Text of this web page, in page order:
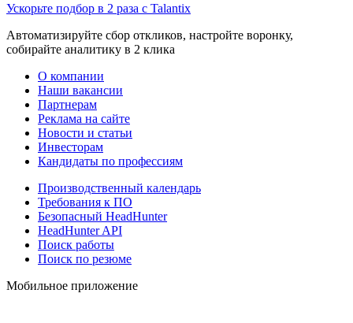
Ускорьте подбор в 2 раза с Talantix
Автоматизируйте сбор откликов, настройте воронку,
собирайте аналитику в 2 клика
О компании
Наши вакансии
Партнерам
Реклама на сайте
Новости и статьи
Инвесторам
Кандидаты по профессиям
Производственный календарь
Требования к ПО
Безопасный HeadHunter
HeadHunter API
Поиск работы
Поиск по резюме
Мобильное приложение